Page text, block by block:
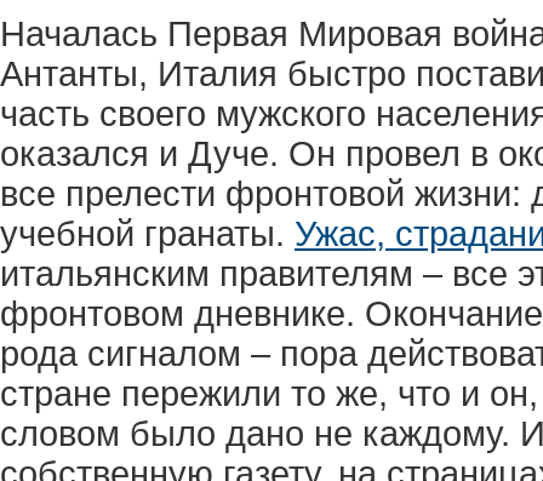
Началась Первая Мировая
Антанты, Италия быстро
часть своего мужского
оказался и Дуче. Он провел в
все прелести фронтовой
учебной гранаты. Ужас,
итальянским правителям – все
фронтовом дневнике.
рода сигналом – пора
стране пережили то же, что и
словом было дано не каждому.